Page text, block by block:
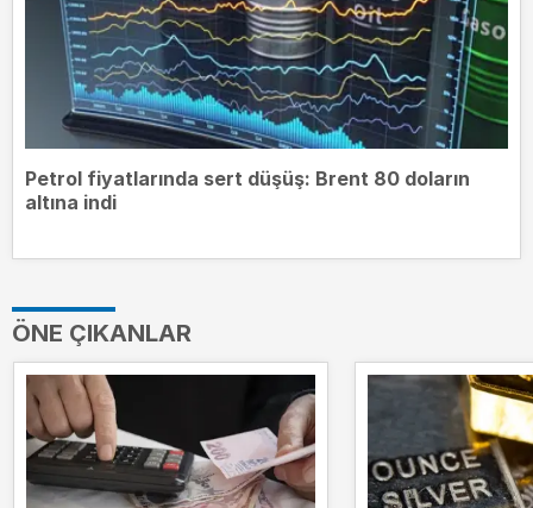
Petrol fiyatlarında sert düşüş: Brent 80 doların
altına indi
ÖNE ÇIKANLAR